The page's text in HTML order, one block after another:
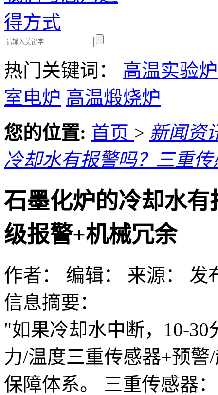
热门关键词： 高温实验炉
室电炉 高温煅烧炉
您的位置: 首页 > 新闻资
冷却水有报警吗？三重
石墨化炉的冷却水
级报警+机械冗余
作者： 编辑： 来源： 发
信息摘要：
"如果冷却水中断，10-
力/温度三重传感器+预
保障体系。 三重传感器